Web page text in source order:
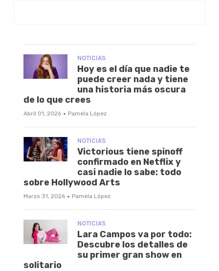
NOTICIAS
Hoy es el día que nadie te
puede creer nada y tiene
una historia más oscura
de lo que crees
Abril 01, 2026 · Pamela López
NOTICIAS
Victorious tiene spinoff
confirmado en Netflix y
casi nadie lo sabe: todo
sobre Hollywood Arts
Marzo 31, 2026 · Pamela López
NOTICIAS
Lara Campos va por todo:
Descubre los detalles de
su primer gran show en
solitario